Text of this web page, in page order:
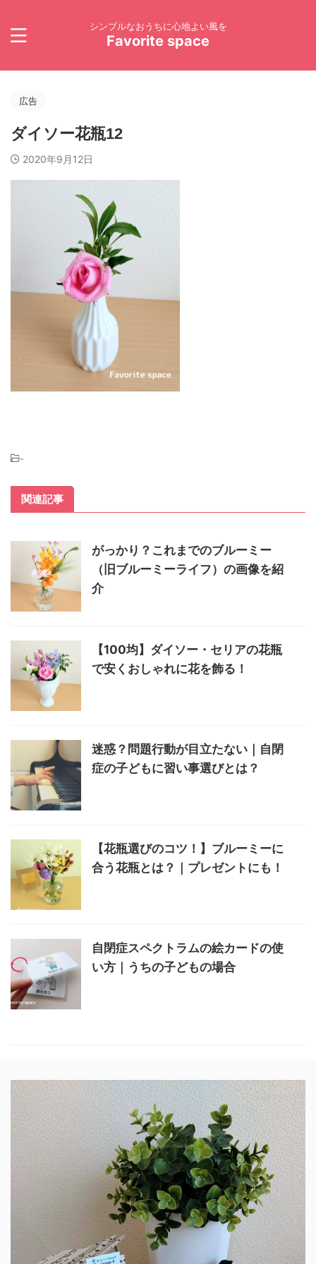
シンプルなおうちに心地よい風を
Favorite space
広告
ダイソー花瓶12
2020年9月12日
-
関連記事
がっかり？これまでのブルーミー
（旧ブルーミーライフ）の画像を紹
介
【100均】ダイソー・セリアの花瓶
で安くおしゃれに花を飾る！
迷惑？問題行動が目立たない｜自閉
症の子どもに習い事選びとは？
【花瓶選びのコツ！】ブルーミーに
合う花瓶とは？｜プレゼントにも！
自閉症スペクトラムの絵カードの使
い方｜うちの子どもの場合